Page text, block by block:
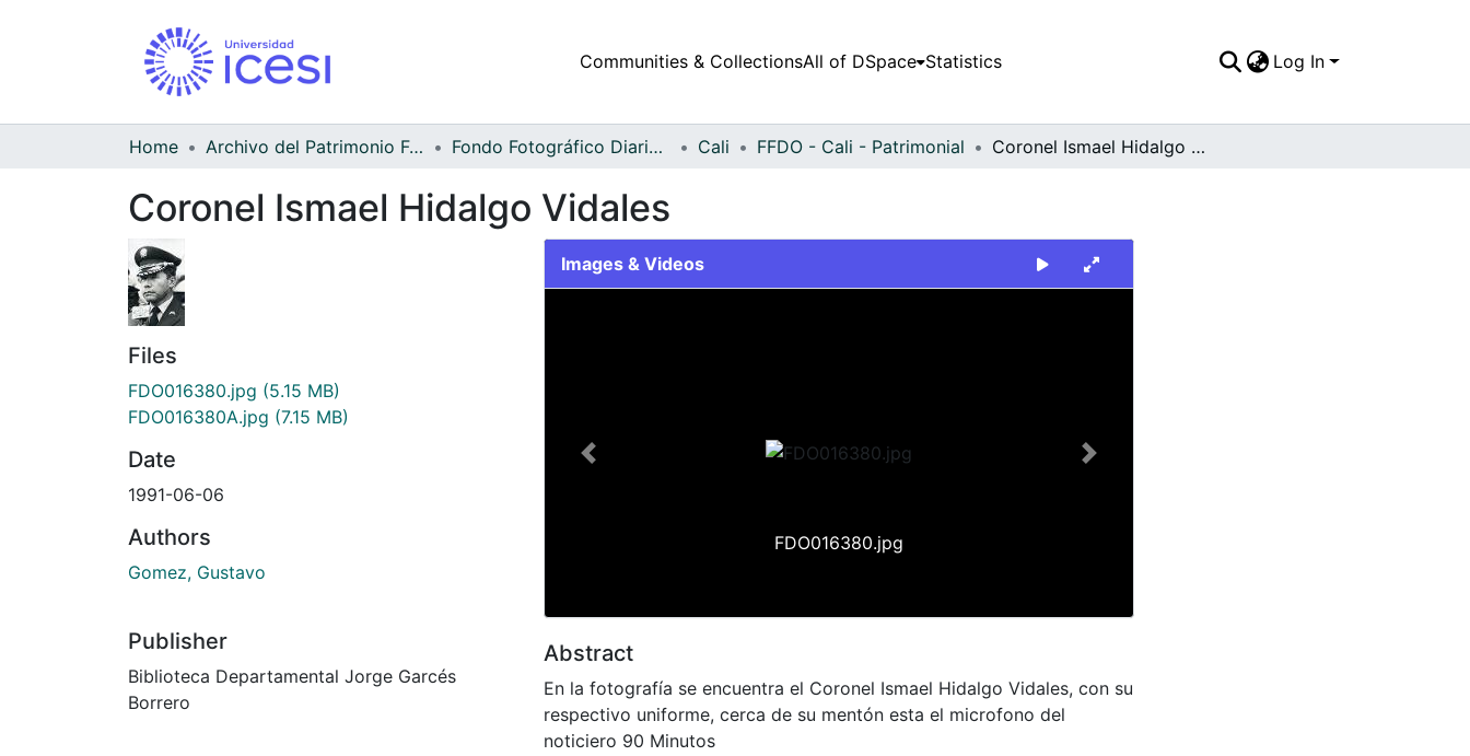
Communities & CollectionsAll of DSpace Statistics Log In
Home Archivo del Patrimonio Fotográfico y Fílmico del Valle del Cauca Fondo Fotográfico Diario Occidente Cali FFDO - Cali - Patrimonial Coronel Ismael Hidalgo Vidales
Coronel Ismael Hidalgo Vidales
Files
FDO016380.jpg (5.15 MB)
FDO016380A.jpg (7.15 MB)
Date
1991-06-06
Authors
Gomez, Gustavo
Publisher
Biblioteca Departamental Jorge Garcés
Borrero
Images & Videos
FDO016380.jpg
Previous Next
Abstract
En la fotografía se encuentra el Coronel Ismael Hidalgo Vidales, con su
respectivo uniforme, cerca de su mentón esta el microfono del
noticiero 90 Minutos